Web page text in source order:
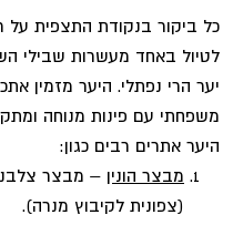
כל ביקור בנקודת התצפית
לטיול באחד מעשרות שבילי
יער הרי נפתלי. היער מזמין
משפחתי עם פינות מנוחה
היער אתרים רבים כגון:
מבצר הונין – מבצר
(צפונית לקיבוץ מנרה).